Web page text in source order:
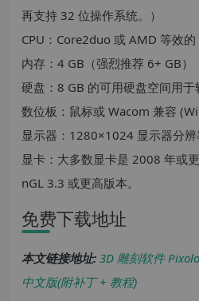
再支持 32 位操作系统。）
CPU：Core2duo 或 AMD 等效的
内存：4 GB（强烈推荐 6+ GB）
硬盘：8 GB 的可用硬盘空间用于
数位板：鼠标或 Wacom 兼容
显示器：1280×1024 显示器分辨
显卡：大多数显卡是 2008 年或
nGL 3.3 或更高版本。
免费下载地址
本文链接地址: 3D 雕刻软件
中文版(附补丁 + 教程)